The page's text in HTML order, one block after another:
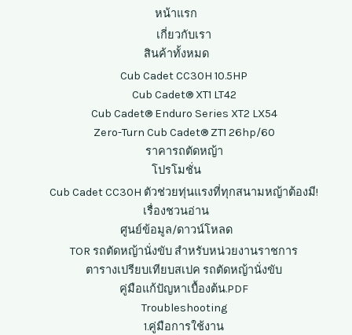
หน้าแรก
เกี่ยวกับเรา
สินค้าทั้งหมด
Cub Cadet CC30H 10.5HP
Cub Cadet® XT1 LT42
Cub Cadet® Enduro Series XT2 LX54
Zero-Turn Cub Cadet® ZT1 26hp/60
ราคารถตัดหญ้า
โปรโมชั่น
Cub Cadet CC30H ตัวช่วยทุ่นแรงที่ทุกสนามหญ้าต้องมี!
เรื่องชวนอ่าน
ศูนย์ข้อมูล/ดาวน์โหลด
TOR รถตัดหญ้านั่งขับ สำหรับหน่วยงานราชการ
ตารางเปรียบเทียบสเปค รถตัดหญ้านั่งขับ
คู่มือแก้ปัญหาเบื้องต้น.PDF
Troubleshooting
1.คู่มือการใช้งาน